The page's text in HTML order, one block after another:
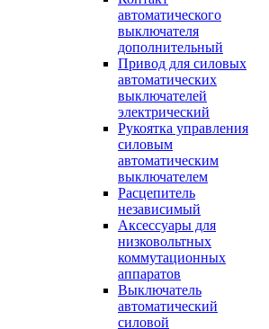
автоматического
выключателя
дополнительный
Привод для силовых
автоматических
выключателей
электрический
Рукоятка управления
силовым
автоматическим
выключателем
Расцепитель
независимый
Аксессуары для
низковольтных
коммутационных
аппаратов
Выключатель
автоматический
силовой